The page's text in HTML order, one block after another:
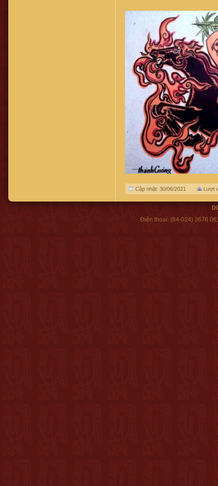
Cập nhật: 30/06/2021 Lượt
Điện thoại: (84-024) 3676